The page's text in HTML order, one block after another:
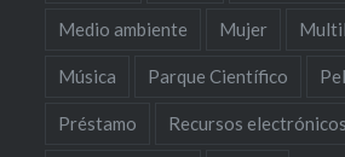
Medio ambiente Mujer
Música Parque Científico
Préstamo Recursos electrónicos